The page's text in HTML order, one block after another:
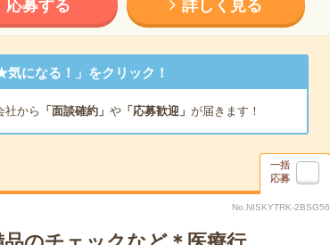
応募する 詳しく見る
になる！」をクリック！
社から 「面談確約」 や「応募歓迎」 が届きます！
一括
応募
No.NISKYTRK-2BSG56